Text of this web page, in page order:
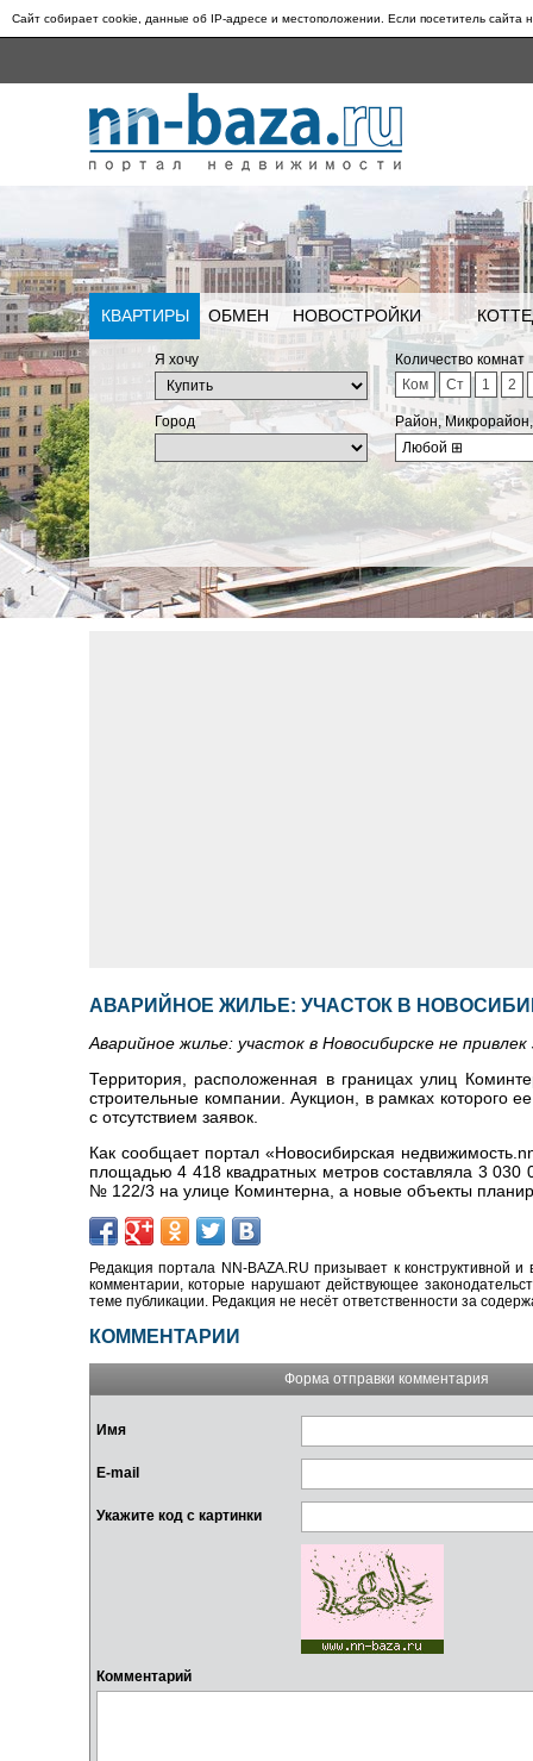
Сайт собирает cookie, данные об IP-адресе и местоположении. Если посетитель сайта
КВАРТИРЫ ОБМЕН НОВОСТРОЙКИ
Я хочу
Количество комнат
Ком
Ст 1 2
Город
Район,
Любой ⊞
АВАРИЙНОЕ ЖИЛЬЕ: УЧАСТОК В
Аварийное жилье: участок в Новосибирске не
Территория, расположенная в границах улиц
строительные компании. Аукцион, в рамках которого
с отсутствием заявок.
Как сообщает портал «Новосибирская
площадью 4 418 квадратных метров составляла 3 030
№ 122/3 на улице Коминтерна, а новые объекты
Редакция портала NN-BAZA.RU призывает к конструктивной
комментарии, которые нарушают действующее
теме публикации. Редакция не несёт ответственности за
КОММЕНТАРИИ
Форма отправки комментария
Имя
E-mail
Укажите код с картинки
Комментарий